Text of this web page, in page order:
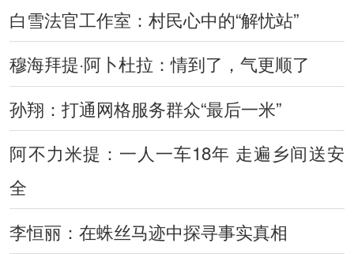
白雪法官工作室：村民心中的“解忧站”
穆海拜提·阿卜杜拉：情到了，气更顺了
孙翔：打通网格服务群众“最后一米”
阿不力米提：一人一车18年 走遍乡间送安
全
李恒丽：在蛛丝马迹中探寻事实真相